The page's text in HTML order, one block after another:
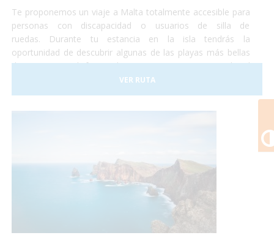
Te proponemos un viaje a Malta totalmente accesible para
personas con discapacidad o usuarios de silla de
ruedas. Durante tu estancia en la isla tendrás la
oportunidad de descubrir algunas de las playas más bellas
de Europa y disfrutar de un gran patrimonio cultural
perfectamente conservado. Malta consta con tres islas
principales llamadas Malta, Gozo y Comino. No lo dudes
VER RUTA